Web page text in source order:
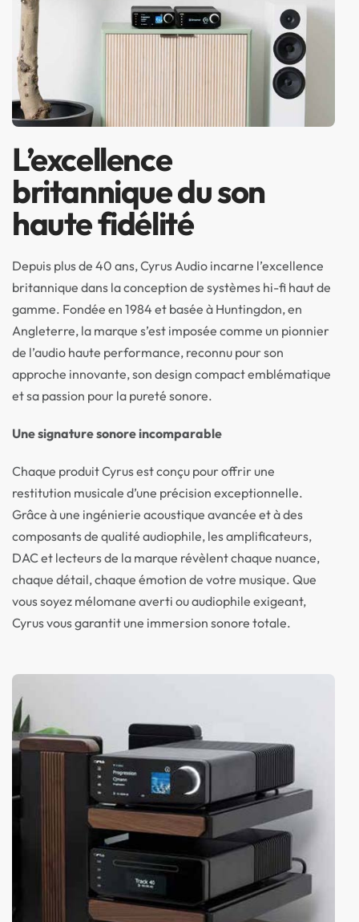
L’excellence
britannique du son
haute fidélité
Depuis plus de 40 ans, Cyrus Audio incarne l’excellence
britannique dans la conception de systèmes hi-fi haut de
gamme. Fondée en 1984 et basée à Huntingdon, en
Angleterre, la marque s’est imposée comme un pionnier
de l’audio haute performance, reconnu pour son
approche innovante, son design compact emblématique
et sa passion pour la pureté sonore.
Une signature sonore incomparable
Chaque produit Cyrus est conçu pour offrir une
restitution musicale d’une précision exceptionnelle.
Grâce à une ingénierie acoustique avancée et à des
composants de qualité audiophile, les amplificateurs,
DAC et lecteurs de la marque révèlent chaque nuance,
chaque détail, chaque émotion de votre musique. Que
vous soyez mélomane averti ou audiophile exigeant,
Cyrus vous garantit une immersion sonore totale.